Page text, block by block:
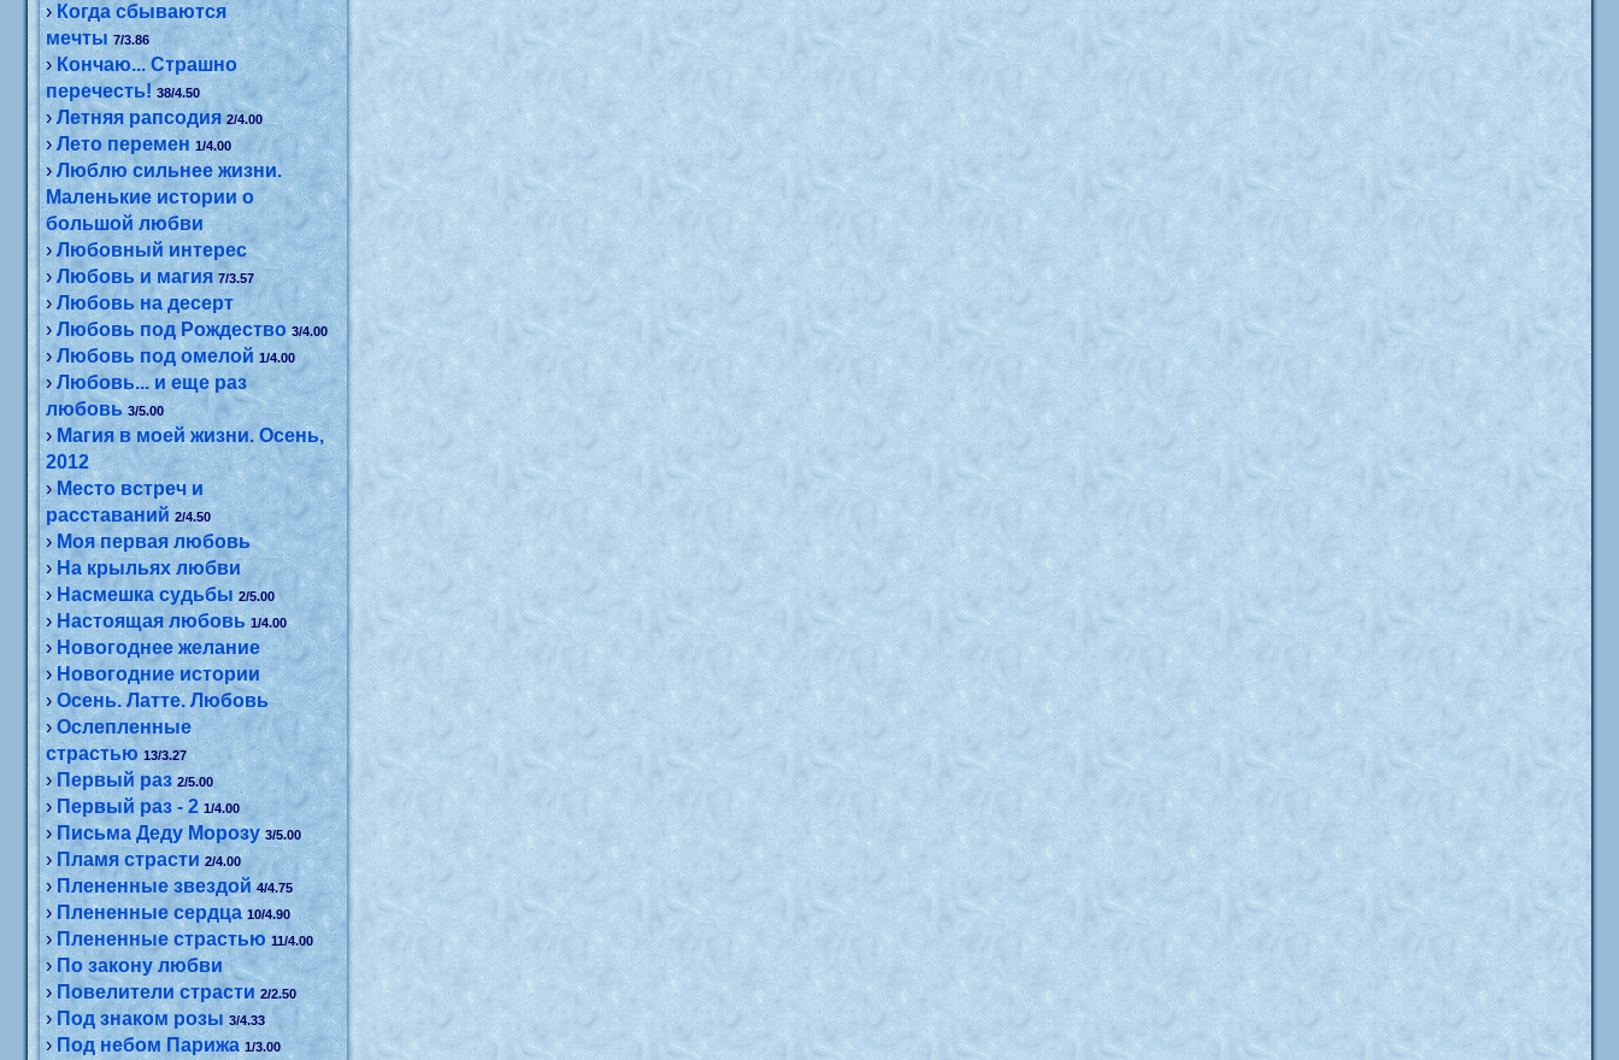
›Когда сбываются
мечты 7/3.86
› Кончаю... Страшно
перечесть! 38/4.50
›Летняя рапсодия 2/4.00
›Лето перемен 1/4.00
›Люблю сильнее жизни.
Маленькие истории о
большой любви
›Любовный интерес
›Любовь и магия 7/3.57
›Любовь на десерт
›Любовь под Рождество 3/4.00
›Любовь под омелой 1/4.00
›Любовь... и еще раз
любовь 3/5.00
›Магия в моей жизни. Осень,
2012
›Место встреч и
расставаний 2/4.50
›Моя первая любовь
› На крыльях любви
›Насмешка судьбы 2/5.00
›Настоящая любовь 1/4.00
› Новогоднее желание
›Новогодние истории
›Осень. Латте. Любовь
›Ослепленные
страстью 13/3.27
› Первый раз 2/5.00
›Первый раз - 2 1/4.00
›Письма Деду Морозу 3/5.00
›Пламя страсти 2/4.00
›Плененные звездой 4/4.75
›Плененные сердца 10/4.90
› Плененные страстью 11/4.00
›По закону любви
›Повелители страсти 2/2.50
› Под знаком розы 3/4.33
›Под небом Парижа 1/3.00